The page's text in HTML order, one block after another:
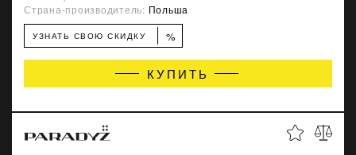
Страна-производитель: Польша
УЗНАТЬ СВОЮ СКИДКУ %
КУПИТЬ